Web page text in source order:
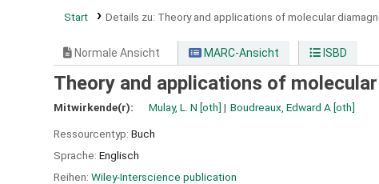
Start Details zu: Theory and applications of molecular
Normale Ansicht MARC-Ansicht ISBD
Theory and applications of
Mitwirkende(r): Mulay, L. N [oth] Boudreaux, Edward A [oth]
Ressourcentyp: Buch
Sprache: Englisch
Reihen: Wiley-Interscience publication